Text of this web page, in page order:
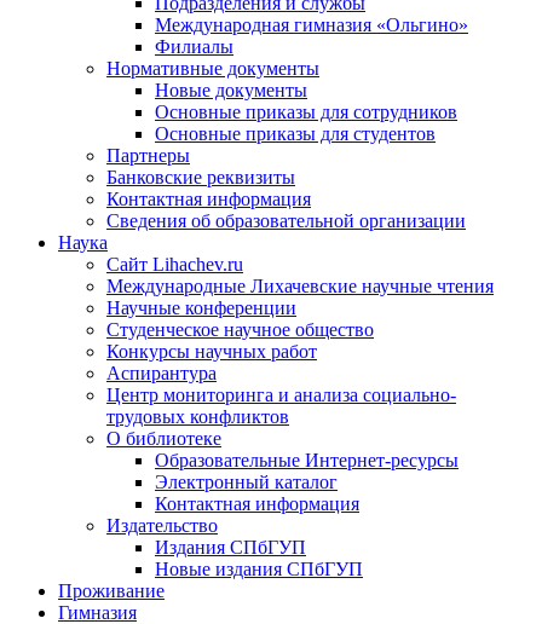
Международная гимназия «Ольгино»
Филиалы
Нормативные документы
Новые документы
Основные приказы для сотрудников
Основные приказы для студентов
Партнеры
Банковские реквизиты
Контактная информация
Сведения об образовательной организации
Наука
Сайт Lihachev.ru
Международные Лихачевские научные чтения
Научные конференции
Студенческое научное общество
Конкурсы научных работ
Аспирантура
Центр мониторинга и анализа социально-
трудовых конфликтов
О библиотеке
Образовательные Интернет-ресурсы
Электронный каталог
Контактная информация
Издательство
Издания СПбГУП
Новые издания СПбГУП
Проживание
Гимназия